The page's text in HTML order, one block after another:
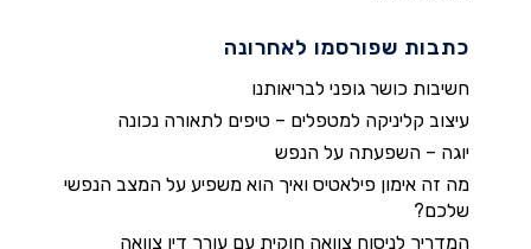
כתבות שפורסמו לאחרונה
חשיבות כושר גופני לבריאותנו
עיצוב קליניקה למטפלים – טיפים לתאורה נכונה
יוגה – השפעתה על הנפש
מה זה אימון פילאטיס ואיך הוא משפיע על המצב הנפשי
שלכם?
המדריך לניסוח צוואה חוקית עם עורך דין צוואה